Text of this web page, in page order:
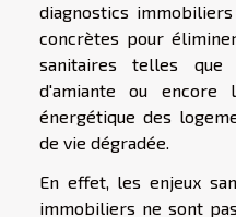
diagnostics
concrètes pour
sanitaires telles
d'amiante ou encore
énergétique des
de vie dégradée.
En effet, les enjeux
immobiliers ne sont